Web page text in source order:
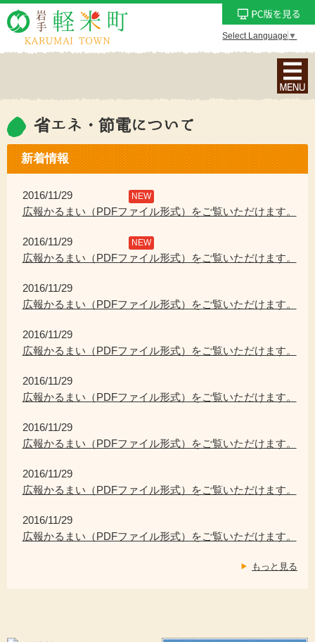
Select Language ▼
ナ
ビ
ョ
ン
ニ
を
省エネ・節電について
新着情報
2016/11/29 NEW
広報かるまい（PDFファイル形式）をご覧いただけます。
2016/11/29 NEW
広報かるまい（PDFファイル形式）をご覧いただけます。
2016/11/29
広報かるまい（PDFファイル形式）をご覧いただけます。
2016/11/29
広報かるまい（PDFファイル形式）をご覧いただけます。
2016/11/29
広報かるまい（PDFファイル形式）をご覧いただけます。
2016/11/29
広報かるまい（PDFファイル形式）をご覧いただけます。
2016/11/29
広報かるまい（PDFファイル形式）をご覧いただけます。
2016/11/29
広報かるまい（PDFファイル形式）をご覧いただけます。
もっと見る